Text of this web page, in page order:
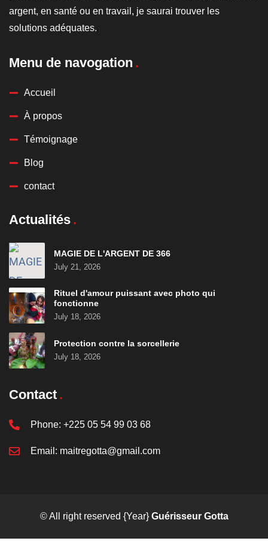
argent, en santé ou en travail, je saurai trouver les
solutions adéquates.
Menu de navogation
Accueil
À propos
Témoignage
Blog
contact
Actualités
MAGIE DE L'ARGENT DE 366
July 21, 2026
Rituel d'amour puissant avec photo qui
fonctionne
July 18, 2026
Protection contre la sorcellerie
July 18, 2026
Contact
Phone: +225 05 54 99 03 68
Email: maitregotta@gmail.com
© All right reserved {Year} Guérisseur Gotta